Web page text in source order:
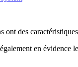
des
en évidence